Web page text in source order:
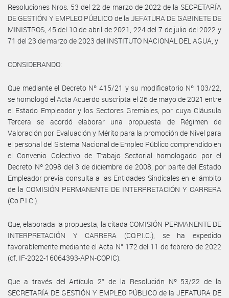
Resoluciones Nros. 53 del 22 de marzo de 2022 de la SECRETARÍA
DE GESTIÓN Y EMPLEO PÚBLICO de la JEFATURA DE GABINETE DE
MINISTROS, 45 del 10 de abril de 2021, 224 del 7 de julio del 2022 y
71 del 23 de marzo de 2023 del INSTITUTO NACIONAL DEL AGUA, y
CONSIDERANDO:
Que mediante el Decreto Nº 415/21 y su modificatorio Nº 103/22,
se homologó el Acta Acuerdo suscripta el 26 de mayo de 2021 entre
el Estado Empleador y los Sectores Gremiales, por cuya Cláusula
Tercera se acordó elaborar una propuesta de Régimen de
Valoración por Evaluación y Mérito para la promoción de Nivel para
el personal del Sistema Nacional de Empleo Público comprendido en
el Convenio Colectivo de Trabajo Sectorial homologado por el
Decreto Nº 2098 del 3 de diciembre de 2008, por parte del Estado
Empleador previa consulta a las Entidades Sindicales en el ámbito
de la COMISIÓN PERMANENTE DE INTERPRETACIÓN Y CARRERA
(Co.P.I.C.).
Que, elaborada la propuesta, la citada COMISIÓN PERMANENTE DE
INTERPRETACIÓN Y CARRERA (CO.P.I.C.), se ha expedido
favorablemente mediante el Acta N° 172 del 11 de febrero de 2022
(cf. IF-2022-16064393-APN-COPIC).
Que a través del Artículo 2° de la Resolución Nº 53/22 de la
SECRETARÍA DE GESTIÓN Y EMPLEO PÚBLICO de la JEFATURA DE